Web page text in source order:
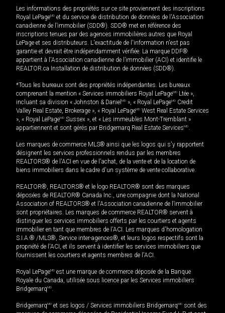
Les informations des propriétés sur ce site proviennent des inscriptions
Royal LePageMD et du service de distribution de données de l'Association
canadienne de l’immobilier (SDD®). SDD® met en référence des
inscriptions tenues par des agences immobilières autres que Royal
LePage et ses distributeurs. L'exactitude de l'information n'est pas
garantie et devrait être indépendamment vérifiée. La marque DDF®
appartient à l'Association canadienne de l’immobilier (ACI) et identifie le
REALTOR.ca Installation de distribution de données (SDD®).
*Tous les bureaux sont des propriétés indépendantes. Les bureaux
comprenant la mention « Services immobiliers Royal LePageMD Ltée »,
incluant sa division « Johnston & Daniel MD », « Royal LePageMD Credit
Valley Real Estate, Brokerage », « Royal LePageMD West Real Estate Services
», « Royal LePageMD Sussex », et « Les immeubles Mont-Tremblant »
appartiennent et sont gérés par Bridgemarq Real Estate ServicesMD.
Les marques de commerce MLS® ainsi que les logos qui s'y rapportent
désignent les services professionnels rendus par les membres
REALTORS® de l'ACI en vue de l'achat, de la vente et de la location de
biens immobiliers dans le cadre d'un système de vente collaborative.
REALTOR®, REALTORS® et le logo REALTOR® sont des marques
déposées de REALTOR® Canada Inc., une compagnie dont la National
Association of REALTORS® et l'Association canadienne de l’immobilier
sont propriétaires. Les marques de commerce REALTOR® servent à
distinguer les services immobiliers offerts par les courtiers et agents
immobilier en tant que membres de l'ACI. Les marques d'homologation
S.I.A.® /MLS®, Service inter-agences®, et leurs logos respectifs sont la
propriété de l'ACI, et ils servent à identifier les services immobiliers que
fournissent les courtiers et agents membres de l'ACI.
Royal LePageMD est une marque de commerce déposée de la Banque
Royale du Canada, utilisée sous licence par les Services immobiliers
BridgemarqMD.
BridgemarqMD et ses logos / Services immobiliers BridgemarqMD sont des